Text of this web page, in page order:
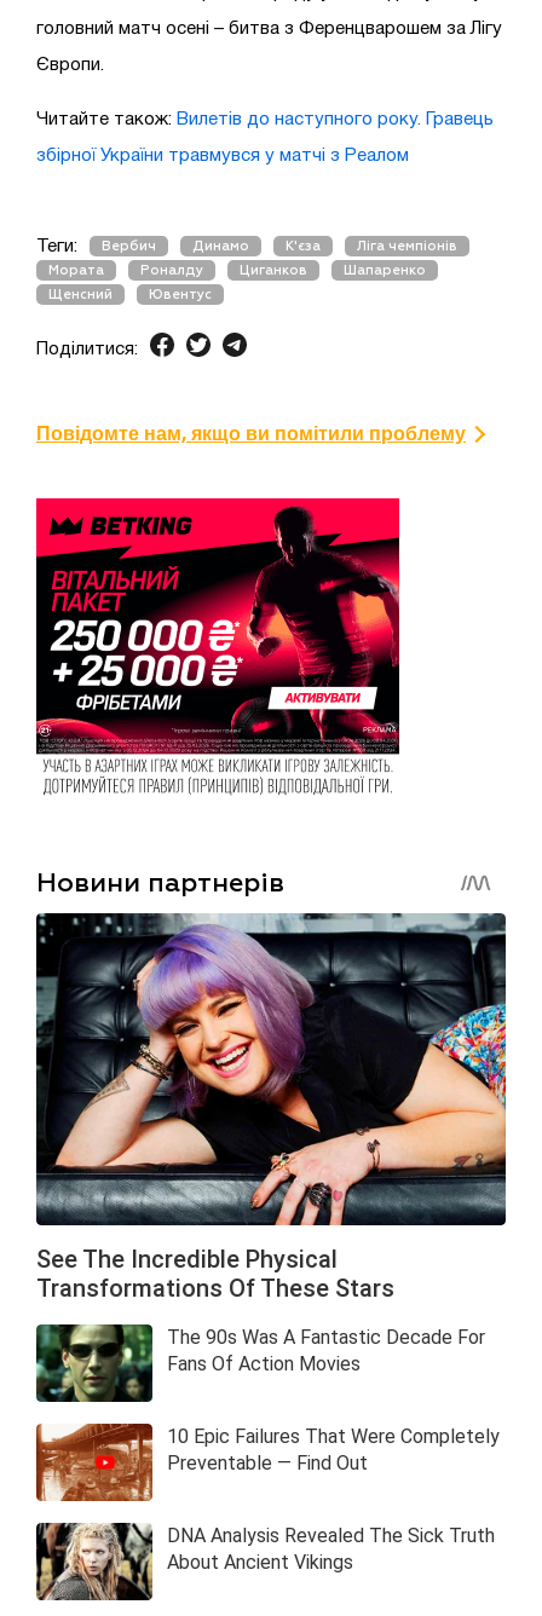
головний матч осені – битва з Ференцварошем за Лігу
Європи.
Читайте також: Вилетів до наступного року. Гравець
збірної України травмувся у матчі з Реалом
Теги: Вербич Динамо К'єза
Ліга чемпіонів
Мората
Роналду Циганков
Шапаренко
Щенсний
Ювентус
Поділитися:
Повідомте нам, якщо ви помітили проблему